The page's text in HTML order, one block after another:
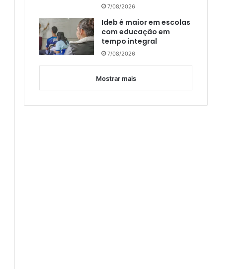
7/08/2026
Ideb é maior em escolas
com educação em
tempo integral
7/08/2026
Mostrar mais